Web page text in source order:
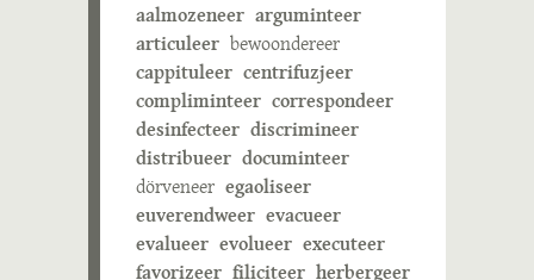
aalmozeneer arguminteer
articuleer bewoondereer
cappituleer centrifuzjeer
compliminteer correspondeer
desinfecteer discrimineer
distribueer documinteer
dörveneer egaoliseer
euverendweer evacueer
evalueer evolueer executeer
favorizeer filiciteer herbergeer